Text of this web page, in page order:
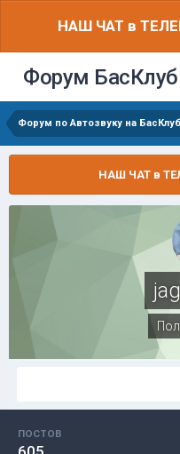
НАШ ЧАТ в
Форум БасКлуб
Форум по Автозвуку на
НАШ ЧАТ в
ПОСТОВ